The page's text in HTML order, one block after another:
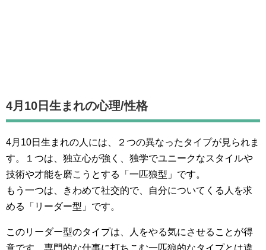
4月10日生まれの心理/性格
4月10日生まれの人には、２つの異なったタイプが見られま
す。１つは、独立心が強く、独学でユニークなスタイルや
技術や才能を磨こうとする「一匹狼型」です。
もう一つは、きわめて社交的で、自分についてくる人を求
める「リーダー型」です。
このリーダー型のタイプは、人をやる気にさせることが得
意です。専門的な仕事に打ちこむ一匹狼的なタイプとは違